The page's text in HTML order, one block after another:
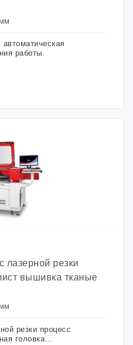
работы.
резки
вышивка тканые
резки процесс
головка